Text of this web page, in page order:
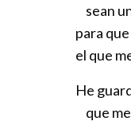
sean
para
el que
He
que